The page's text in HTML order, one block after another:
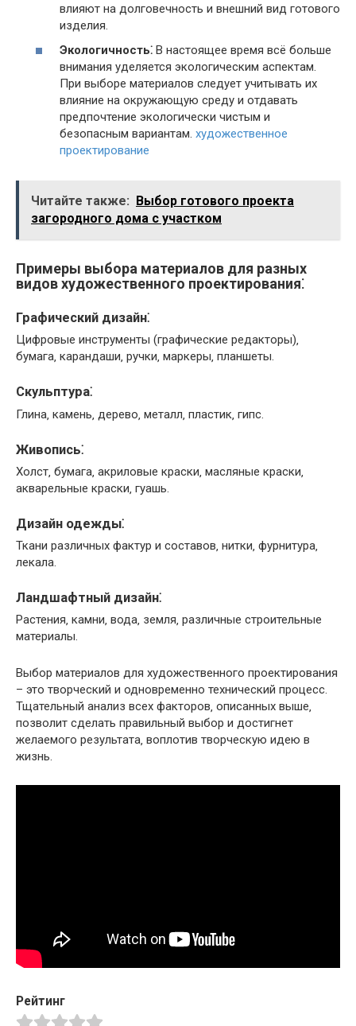
влияют на долговечность и внешний вид готового
изделия.
Экологичность⁚ В настоящее время всё больше
внимания уделяется экологическим аспектам.
При выборе материалов следует учитывать их
влияние на окружающую среду и отдавать
предпочтение экологически чистым и
безопасным вариантам. художественное
проектирование
Читайте также:
Выбор готового проекта
загородного дома с участком
Примеры выбора материалов для разных
видов художественного проектирования⁚
Графический дизайн⁚
Цифровые инструменты (графические редакторы)‚
бумага‚ карандаши‚ ручки‚ маркеры‚ планшеты.
Скульптура⁚
Глина‚ камень‚ дерево‚ металл‚ пластик‚ гипс.
Живопись⁚
Холст‚ бумага‚ акриловые краски‚ масляные краски‚
акварельные краски‚ гуашь.
Дизайн одежды⁚
Ткани различных фактур и составов‚ нитки‚ фурнитура‚
лекала.
Ландшафтный дизайн⁚
Растения‚ камни‚ вода‚ земля‚ различные строительные
материалы.
Выбор материалов для художественного проектирования
– это творческий и одновременно технический процесс.
Тщательный анализ всех факторов‚ описанных выше‚
позволит сделать правильный выбор и достигнет
желаемого результата‚ воплотив творческую идею в
жизнь.
Рейтинг